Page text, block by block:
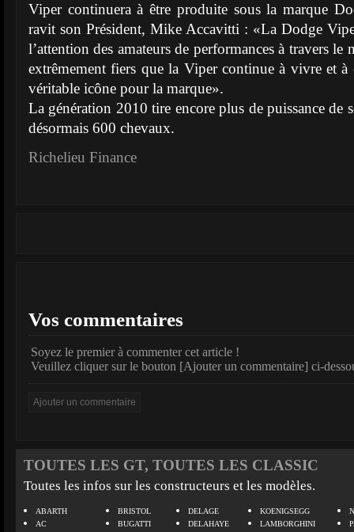
Viper continuera à être produite sous la marque
ravit son Président, Mike Accavitti : «La Dodge
l’attention des amateurs de performances à travers le
extrêmement fiers que la Viper continue à vivre et à
véritable icône pour la marque».
La génération 2010 tire encore plus de puissance de
désormais 600 chevaux.
Richelieu Finance
Vos commentaires
Soyez le premier à commenter cet article !
Veuillez cliquer sur le bouton [Ajouter un commentaire] ci-
TOUTES LES GT, TOUTES LES CLASSIC
Toutes les infos sur les constructeurs et les modèles.
ABARTH
AC
BRISTOL
BUGATTI
DELAGE
DELAHAYE
KOENIGSEGG
LAMBORGHINI